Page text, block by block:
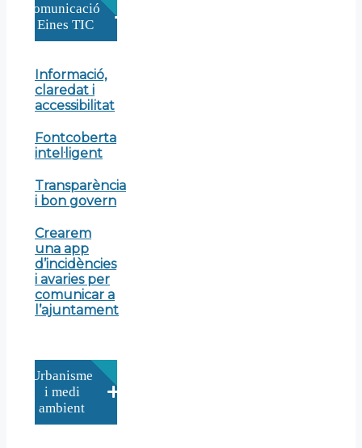
Comunicació
i Eines TIC
Informació,
claredat i
accessibilitat
Fontcoberta
intel·ligent
Transparència
i bon govern
Crearem
una app
d’incidències
i avaries per
comunicar a
l’ajuntament
Urbanisme
i medi
ambient